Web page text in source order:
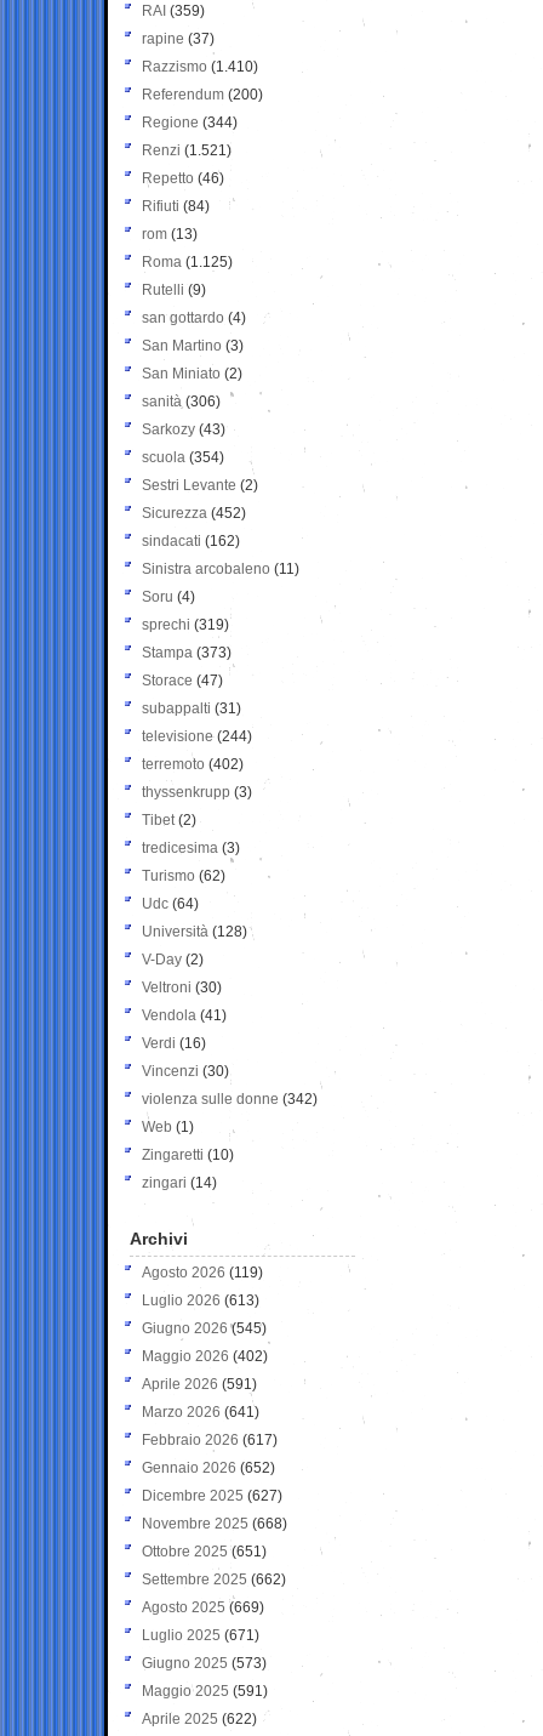
RAI (359)
rapine (37)
Razzismo (1.410)
Referendum (200)
Regione (344)
Renzi (1.521)
Repetto (46)
Rifiuti (84)
rom (13)
Roma (1.125)
Rutelli (9)
san gottardo (4)
San Martino (3)
San Miniato (2)
sanità (306)
Sarkozy (43)
scuola (354)
Sestri Levante (2)
Sicurezza (452)
sindacati (162)
Sinistra arcobaleno (11)
Soru (4)
sprechi (319)
Stampa (373)
Storace (47)
subappalti (31)
televisione(244)
terremoto (402)
thyssenkrupp (3)
Tibet(2)
tredicesima (3)
Turismo (62)
Udc (64)
Università (128)
V-Day (2)
Veltroni (30)
Vendola (41)
Verdi (16)
Vincenzi (30)
violenza sulle donne (342)
Web (1)
Zingaretti (10)
zingari (14)
Archivi
Agosto 2026 (119)
Luglio 2026 (613)
Giugno 2026 (545)
Maggio 2026 (402)
Aprile 2026 (591)
Marzo 2026 (641)
Febbraio 2026 (617)
Gennaio 2026 (652)
Dicembre 2025 (627)
Novembre 2025 (668)
Ottobre 2025 (651)
Settembre 2025 (662)
Agosto 2025 (669)
Luglio 2025 (671)
Giugno 2025 (573)
Maggio 2025 (591)
Aprile 2025 (622)